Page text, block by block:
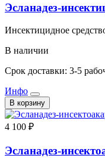
Эсланадез-
Инсектицидное
В наличии
Срок доставки: 3-5
Инфо
В корзину
4 100 ₽
Эсланадез-